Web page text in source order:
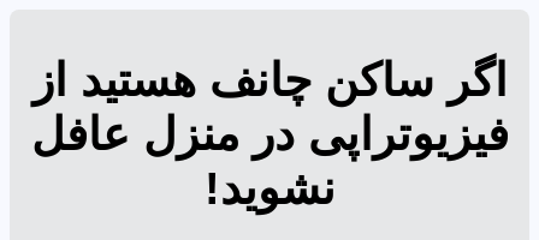
اگر ساکن چانف هستید از
فیزیوتراپی در منزل عافل
نشوید!